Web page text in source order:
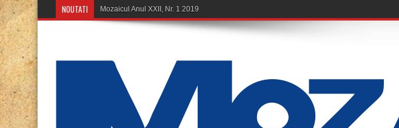
NOUTATI Mozaicul Anul XXII, Nr. 1 2019